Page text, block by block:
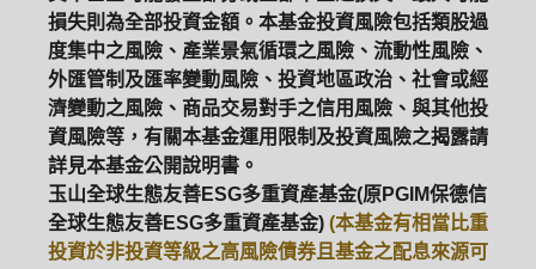
損失則為全部投資金額。本基金投資風險包括類股過
度集中之風險、產業景氣循環之風險、流動性風險、
外匯管制及匯率變動風險、投資地區政治、社會或經
濟變動之風險、商品交易對手之信用風險、與其他投
資風險等，有關本基金運用限制及投資風險之揭露請
詳見本基金公開說明書。
玉山全球生態友善ESG多重資產基金(原PGIM保德信
全球生態友善ESG多重資產基金) (本基金有相當比重
投資於非投資等級之高風險債券且基金之配息來源可